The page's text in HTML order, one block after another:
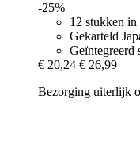
-25%
12 stukken in
Gekarteld
Geïntegreerd
€ 20,24 € 26,99
Bezorging uiterlijk